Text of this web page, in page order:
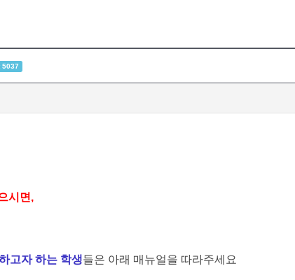
5037
시면,
고자 하는 학생들은 아래 매뉴얼을 따라주세요